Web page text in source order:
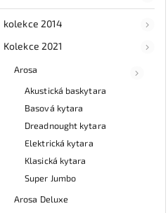
kolekce 2014
Kolekce 2021
Arosa
Akustická baskytara
Basová kytara
Dreadnought kytara
Elektrická kytara
Klasická kytara
Super Jumbo
Arosa Deluxe